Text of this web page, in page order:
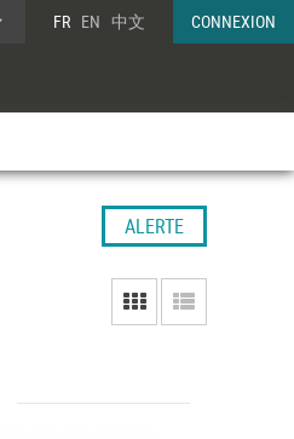
FR EN 中文 CONNEXION
ALERTE